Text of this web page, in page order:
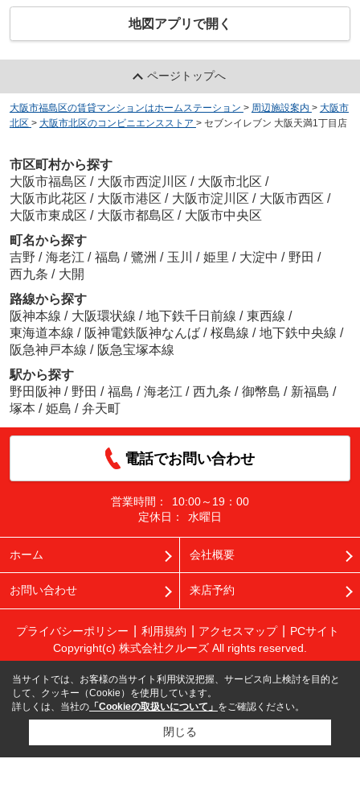
地図アプリで開く
ページトップへ
大阪市福島区の賃貸マンションはホームステーション > 周辺施設案内 > 大阪市
北区 > 大阪市北区のコンビニエンスストア > セブンイレブン 大阪天満1丁目店
市区町村から探す
大阪市福島区 / 大阪市西淀川区 / 大阪市北区 /
大阪市此花区 / 大阪市港区 / 大阪市淀川区 / 大阪市西区 /
大阪市東成区 / 大阪市都島区 / 大阪市中央区
町名から探す
吉野 / 海老江 / 福島 / 鷺洲 / 玉川 / 姫里 / 大淀中 / 野田 /
西九条 / 大開
路線から探す
阪神本線 / 大阪環状線 / 地下鉄千日前線 / 東西線 /
東海道本線 / 阪神電鉄阪神なんば / 桜島線 / 地下鉄中央線 /
阪急神戸本線 / 阪急宝塚本線
駅から探す
野田阪神 / 野田 / 福島 / 海老江 / 西九条 / 御幣島 / 新福島 /
塚本 / 姫島 / 弁天町
電話でお問い合わせ
営業時間：
10:00～19：00
定休日：
水曜日
ホーム 会社概要
お問い合わせ 来店予約
プライバシーポリシー 利用規約 アクセスマップ
PCサイト
Copyright(c) 株式会社クルーズ All rights reserved.
当サイトでは、お客様の当サイト利用状況把握、サービス向上検討を目的と
して、クッキー（Cookie）を使用しています。
詳しくは、当社の 「Cookieの取扱いについて」 をご確認ください。
閉じる